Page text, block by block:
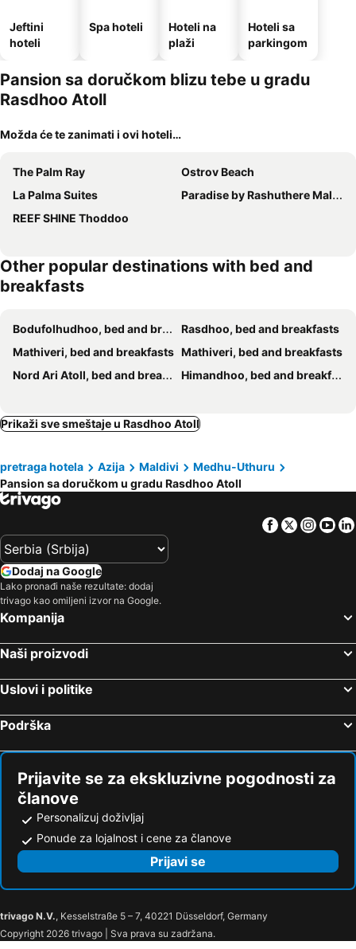
Jeftini
hoteli
Spa hoteli
Hoteli na
plaži
Hoteli sa
parkingom
Pansion sa doručkom blizu tebe u gradu
Rasdhoo Atoll
Možda će te zanimati i ovi hoteli…
The Palm Ray
Ostrov Beach
La Palma Suites
Paradise by Rashuthere Maldives
REEF SHINE Thoddoo
Other popular destinations with bed and
breakfasts
Bodufolhudhoo, bed and breakfasts
Rasdhoo, bed and breakfasts
Mathiveri, bed and breakfasts Mathiveri, bed and breakfasts
Nord Ari Atoll, bed and breakfasts
Himandhoo, bed and breakfasts
Prikaži sve smeštaje u Rasdhoo Atoll
pretraga hotela Azija Maldivi
Medhu-Uthuru
Pansion sa doručkom u gradu Rasdhoo Atoll
Facebook
Twitter
Dodaj na Google
Lako pronađi naše rezultate: dodaj
trivago kao omiljeni izvor na Google.
Kompanija
Naši proizvodi
Uslovi i politike
Podrška
Prijavite se za ekskluzivne pogodnosti za
članove
Personalizuj doživljaj
Ponude za lojalnost i cene za članove
Prijavi se
trivago N.V., Kesselstraße 5 – 7, 40221 Düsseldorf, Germany
Copyright 2026 trivago | Sva prava su zadržana.